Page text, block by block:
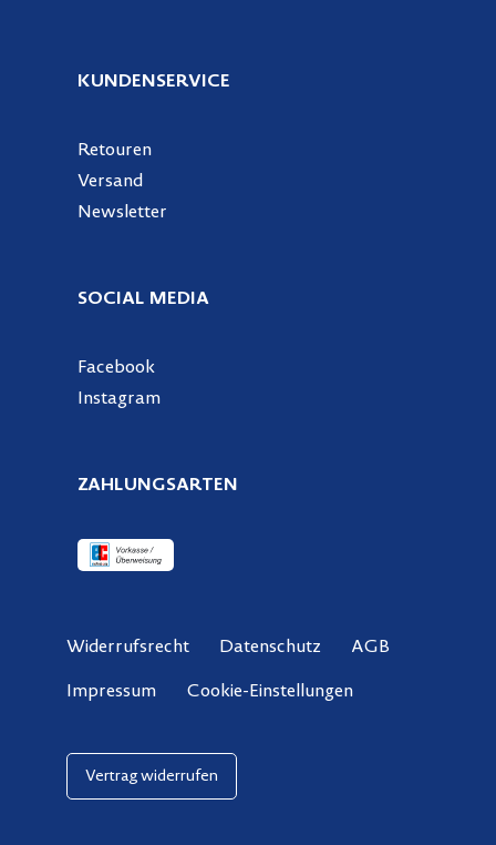
KUNDENSERVICE
Retouren
Versand
Newsletter
SOCIAL MEDIA
Facebook
Instagram
ZAHLUNGSARTEN
Widerrufsrecht Datenschutz AGB
Impressum Cookie-Einstellungen
Vertrag widerrufen